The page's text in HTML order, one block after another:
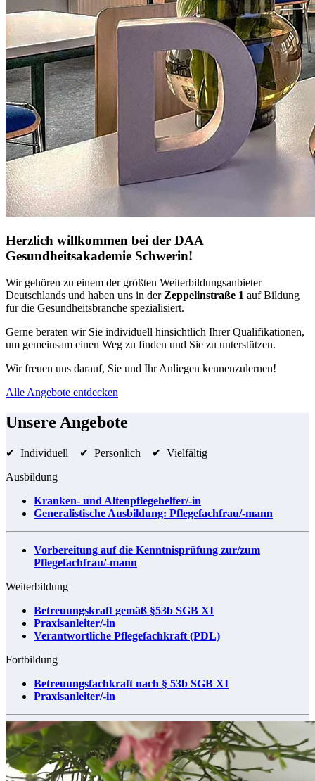
Herzlich willkommen bei der DAA
Gesundheitsakademie Schwerin!
Wir gehören zu einem der größten Weiterbildungsanbieter
Deutschlands und haben uns in derZeppelinstraße 1 auf Bildung
für die Gesundheitsbranche spezialisiert.
Gerne beraten wir Sie individuell hinsichtlich Ihrer Qualifikationen,
um gemeinsam einen Weg zu finden und Sie zu unterstützen.
Wir freuen uns darauf, Sie und Ihr Anliegen kennenzulernen!
Alle Angebote entdecken
Unsere Angebote
✔ Individuell ✔ Persönlich ✔ Vielfältig
Ausbildung
Kranken- und Altenpflegehelfer/-in
Generalistische Ausbildung: Pflegefachfrau/-mann
Vorbereitung auf die Kenntnisprüfung zur/zum
Pflegefachfrau/-mann
Weiterbildung
Betreuungskraft gemäß §53b SGB XI
Praxisanleiter/-in
Verantwortliche Pflegefachkraft (PDL)
Fortbildung
Betreuungsfachkraft nach § 53b SGB XI
Praxisanleiter/-in